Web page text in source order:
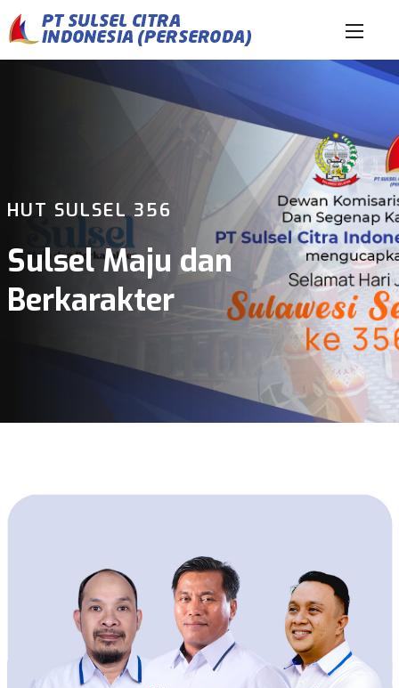
HUT SULSEL 356
Sulsel Maju dan
Berkarakter